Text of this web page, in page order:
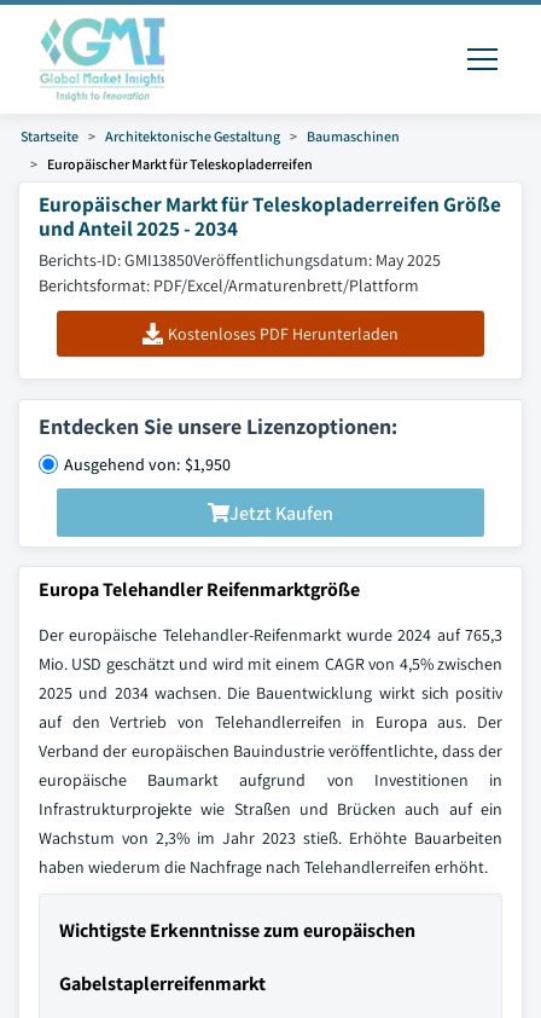
Startseite Architektonische Gestaltung
Baumaschinen
Europäischer Markt für Teleskopladerreifen
Europäischer Markt für Teleskopladerreifen Größe
und Anteil 2025 - 2034
Berichts-ID: GMI13850Veröffentlichungsdatum: May 2025
Berichtsformat: PDF/Excel/Armaturenbrett/Plattform
Kostenloses PDF Herunterladen
Entdecken Sie unsere Lizenzoptionen:
Ausgehend von: $1,950
Jetzt Kaufen
Europa Telehandler Reifenmarktgröße
Der europäische Telehandler-Reifenmarkt wurde 2024 auf 765,3
Mio. USD geschätzt und wird mit einem CAGR von 4,5% zwischen
2025 und 2034 wachsen. Die Bauentwicklung wirkt sich positiv
auf den Vertrieb von Telehandlerreifen in Europa aus. Der
Verband der europäischen Bauindustrie veröffentlichte, dass der
europäische Baumarkt aufgrund von Investitionen in
Infrastrukturprojekte wie Straßen und Brücken auch auf ein
Wachstum von 2,3% im Jahr 2023 stieß. Erhöhte Bauarbeiten
haben wiederum die Nachfrage nach Telehandlerreifen erhöht.
Wichtigste Erkenntnisse zum europäischen
Gabelstaplerreifenmarkt